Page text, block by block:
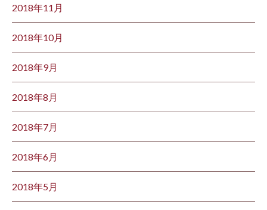
2018年11月
2018年10月
2018年9月
2018年8月
2018年7月
2018年6月
2018年5月